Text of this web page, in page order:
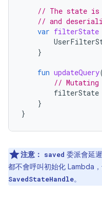
// The state is
// and
var filterState
}
fun updateQuery
// Mutating
filterState
}
}
注意： saved 委派會延
都不會呼叫初始化 Lambda
SavedStateHandle。